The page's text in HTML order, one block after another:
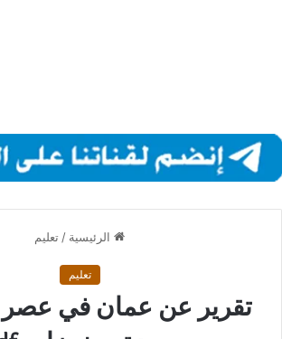
الرئيسية / تعليم
تعليم
تقرير عن عمان في عصر